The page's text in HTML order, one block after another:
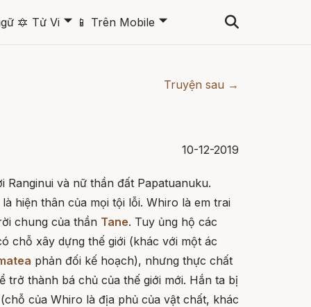
🔯 Tử Vi 🞃 📱 Trên Mobile 🞃
Truyện sau →
10-12-2019
và nữ thần đất Papatuanuku.
hiện thân của mọi tội lỗi. Whiro là em trai
chung của thần Tane. Tuy ủng hộ các
chỗ xây dựng thế giới (khác với một ác
phản đối kế hoạch), nhưng thực chất
trở thành bá chủ của thế giới mới. Hắn ta bị
của Whiro là địa phủ của vật chất, khác